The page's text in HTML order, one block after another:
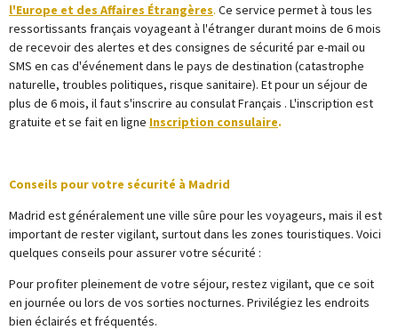
l'Europe et des Affaires Étrangères. Ce service permet à tous les
ressortissants français voyageant à l'étranger durant moins de 6 mois
de recevoir des alertes et des consignes de sécurité par e-mail ou
SMS en cas d'événement dans le pays de destination (catastrophe
naturelle, troubles politiques, risque sanitaire). Et pour un séjour de
plus de 6 mois, il faut s'inscrire au consulat Français . L'inscription est
gratuite et se fait en ligne Inscription consulaire.
Conseils pour votre sécurité à Madrid
Madrid est généralement une ville sûre pour les voyageurs, mais il est
important de rester vigilant, surtout dans les zones touristiques. Voici
quelques conseils pour assurer votre sécurité :
Pour profiter pleinement de votre séjour, restez vigilant, que ce soit
en journée ou lors de vos sorties nocturnes. Privilégiez les endroits
bien éclairés et fréquentés.